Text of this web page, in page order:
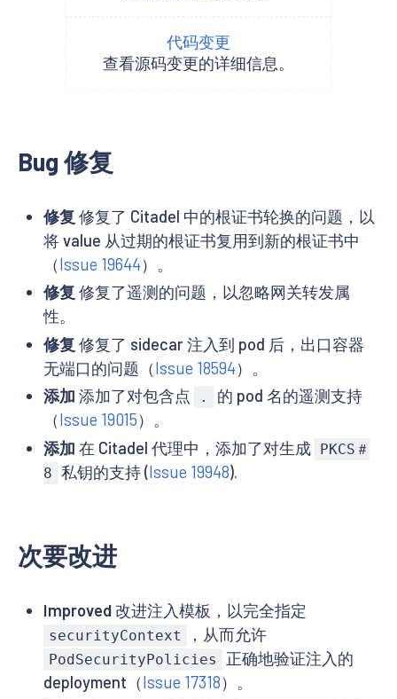
代码变更
查看源码变更的详细信息。
Bug 修复
修复 修复了 Citadel 中的根证书轮换的问题，以
将 value 从过期的根证书复用到新的根证书中
（Issue 19644）。
修复 修复了遥测的问题，以忽略网关转发属
性。
修复 修复了 sidecar 注入到 pod 后，出口容器
无端口的问题（Issue 18594）。
添加 添加了对包含点 .
的 pod 名的遥测支持
（Issue 19015）。
添加 在 Citadel 代理中，添加了对生成 PKCS＃
8 私钥的支持 (Issue 19948).
次要改进
Improved改进注入模板，以完全指定
securityContext ，从而允许
PodSecurityPolicies
正确地验证注入的
deployment（Issue 17318）。